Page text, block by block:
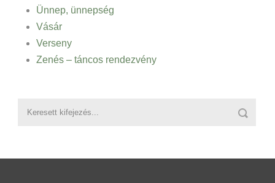
Ünnep, ünnepség
Vásár
Verseny
Zenés – táncos rendezvény